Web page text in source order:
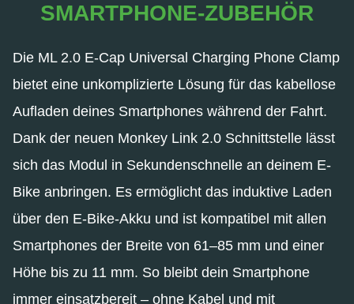
SMARTPHONE-ZUBEHÖR
Die ML 2.0 E-Cap Universal Charging Phone Clamp
bietet eine unkomplizierte Lösung für das kabellose
Aufladen deines Smartphones während der Fahrt.
Dank der neuen Monkey Link 2.0 Schnittstelle lässt
sich das Modul in Sekundenschnelle an deinem E-
Bike anbringen. Es ermöglicht das induktive Laden
über den E-Bike-Akku und ist kompatibel mit allen
Smartphones der Breite von 61–85 mm und einer
Höhe bis zu 11 mm. So bleibt dein Smartphone
immer einsatzbereit – ohne Kabel und mit